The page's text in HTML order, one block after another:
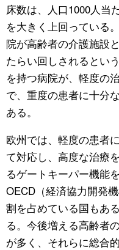
床数は、人口1000人当
を大きく上回っている
院が高齢者の介護施設
たらい回しされるとい
を持つ病院が、軽度の
で、重度の患者に十分
ある。
欧州では、軽度の患者
て対応し、高度な治療
るゲートキーパー機能
OECD（経済協力開発
割を占めている国もあ
る。今後増える高齢者
が多く、それらに総合